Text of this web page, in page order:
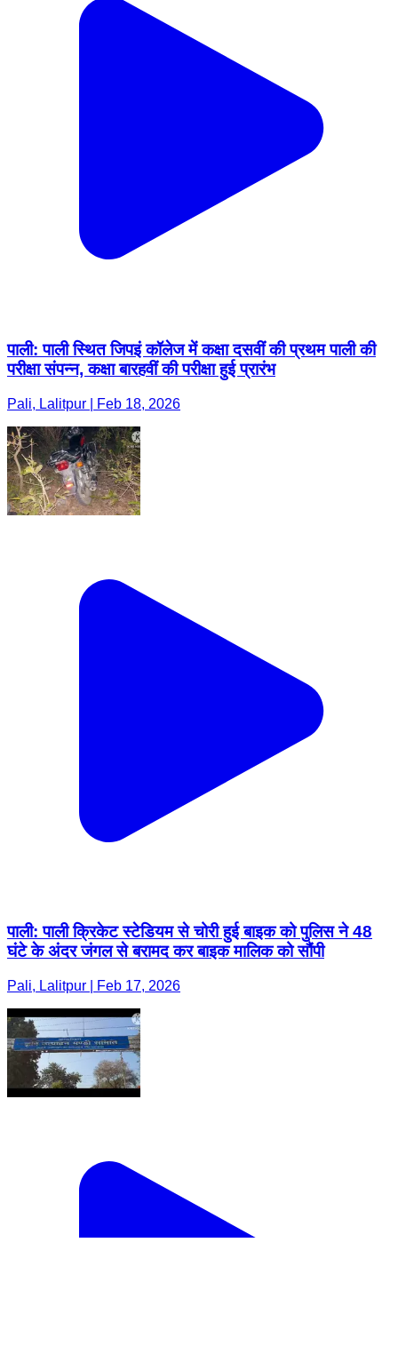
पाली: पाली स्थित जिपइं कॉलेज में कक्षा दसवीं की प्रथम पाली की
परीक्षा संपन्न, कक्षा बारहवीं की परीक्षा हुई प्रारंभ
Pali, Lalitpur | Feb 18, 2026
पाली: पाली क्रिकेट स्टेडियम से चोरी हुई बाइक को पुलिस ने 48
घंटे के अंदर जंगल से बरामद कर बाइक मालिक को सौंपी
Pali, Lalitpur | Feb 17, 2026